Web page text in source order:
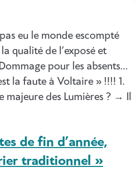
eu le monde escompté
qualité de l’exposé et
pour les absents…
la faute à Voltaire » !!!! 1.
majeure des Lumières ? → Il
de fin d’année,
traditionnel »